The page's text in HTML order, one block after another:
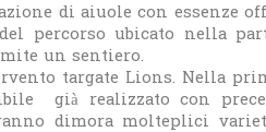
di aiuole con essenze
percorso ubicato nella
un sentiero.
targate Lions. Nella
già realizzato con
dimora molteplici